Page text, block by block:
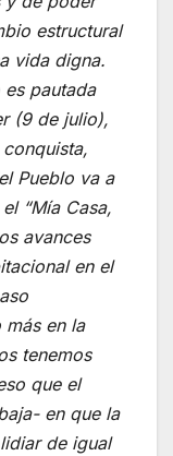
estructural
vida digna.
es pautada
(9 de julio),
Pueblo va a
“Mía Casa,
avances
en el
en la
tenemos
que el
en que la
de igual